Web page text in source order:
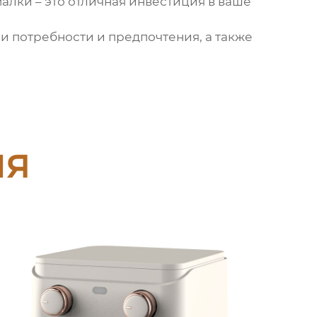
потребности и предпочтения, а также